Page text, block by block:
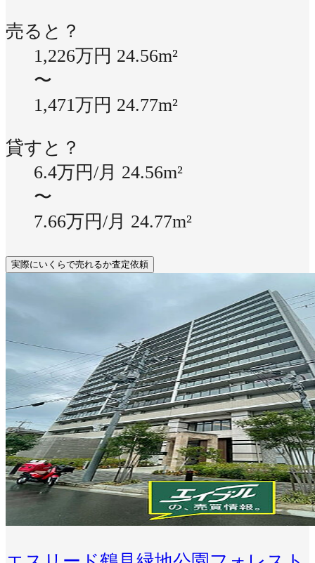
売ると？
1,226万円 24.56m²
〜
1,471万円 24.77m²
貸すと？
6.4万円/月 24.56m²
〜
7.66万円/月 24.77m²
実際にいくらで売れるか査定依頼